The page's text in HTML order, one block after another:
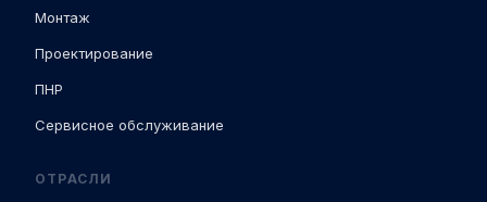
Монтаж
Проектирование
ПНР
Сервисное обслуживание
ОТРАСЛИ